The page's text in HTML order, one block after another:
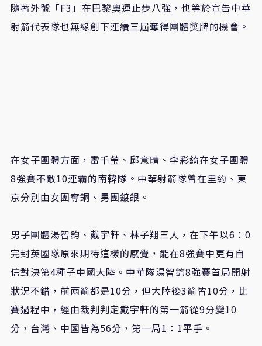
隨著外號「F3」在巴黎奧運止步八強，也等於宣告中華
射箭代表隊也無緣創下連續三屆奪得團體獎牌的機會。
在女子團體方面，雷千瑩、邱意晴、李彩綺在女子團體
8強賽不敵10連霸的南韓隊。中華射箭隊曾在里約、東
京分別由女團奪銅、男團鍍銀。
男子團體湯智鈞、戴宇軒、林子翔三人，在下午以6：0
完封英國隊原來期待這樣的感覺，能在8強賽中更有自
信對決第4種子中國大陸。中華隊湯智鈞8強賽首局開射
狀況不錯，前兩箭都是10分，但大陸後3箭皆10分，比
賽過程中，經由裁判判定戴宇軒的第一箭從9分變10
分，台灣、中國皆為56分，第一局1：1平手。